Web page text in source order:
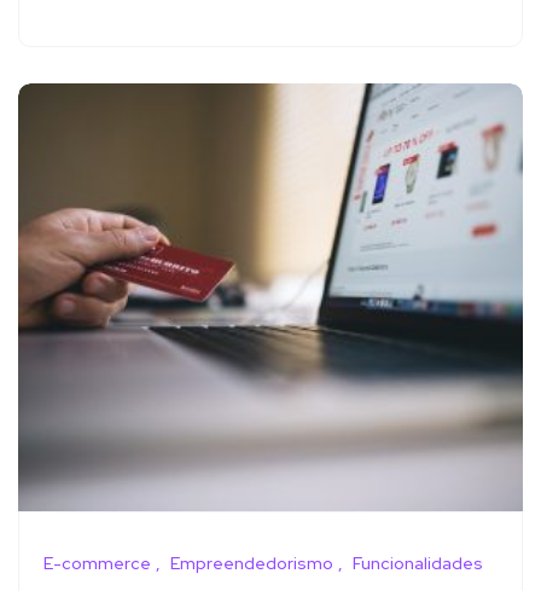
E-commerce Empreendedorismo Funcionalidades